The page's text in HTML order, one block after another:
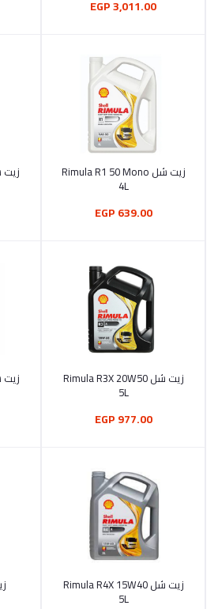
3,011.00 EGP
أضف إلى السلة
زيت شل Rimula R1 50 Mono
4L
639.00 EGP
أضف إلى السلة
زيت شل Rimula R3X 20W50
5L
977.00 EGP
أضف إلى السلة
زيت شل Rimula R4X 15W40
5L